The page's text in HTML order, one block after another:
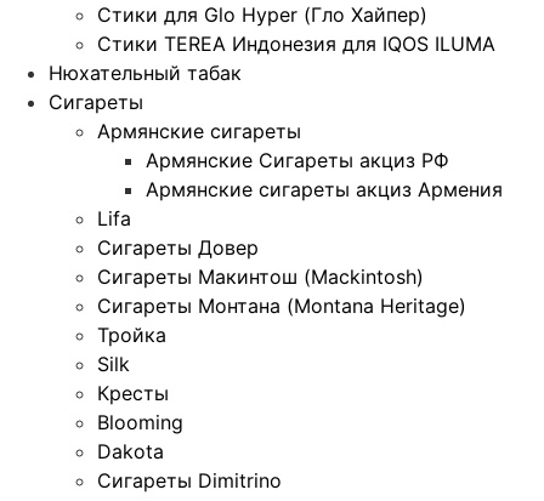
Стики для Glo Hyper (Гло Хайпер)
Стики TEREA Индонезия для IQOS ILUMA
Нюхательный табак
Сигареты
Армянские сигареты
Армянские Сигареты акциз РФ
Армянские сигареты акциз Армения
Lifa
Сигареты Довер
Сигареты Макинтош (Mackintosh)
Сигареты Монтана (Montana Heritage)
Тройка
Silk
Кресты
Blooming
Dakota
Сигареты Dimitrino